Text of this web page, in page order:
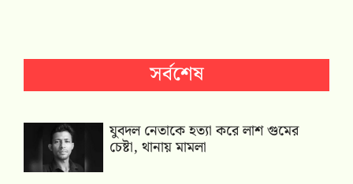
সর্বশেষ
যুবদল নেতাকে হত্যা করে লাশ গুমের
চেষ্টা, থানায় মামলা